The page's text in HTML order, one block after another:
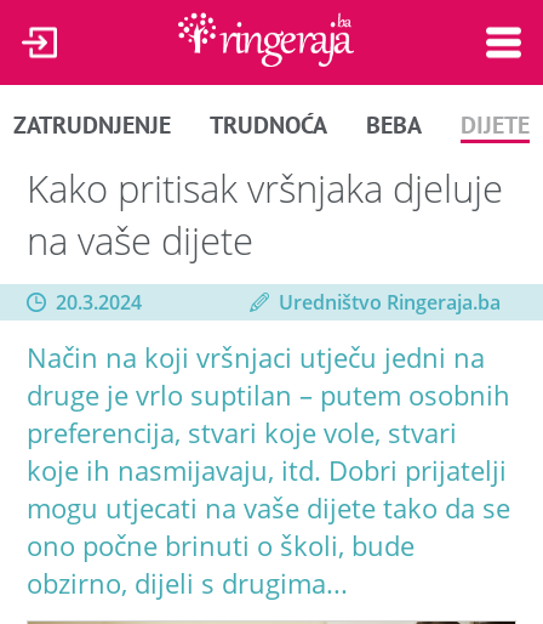
ZATRUDNJENJE TRUDNOĆA BEBA DIJETE
Kako pritisak vršnjaka djeluje
na vaše dijete
20.3.2024 Uredništvo Ringeraja.ba
Način na koji vršnjaci utječu jedni na
druge je vrlo suptilan – putem osobnih
preferencija, stvari koje vole, stvari
koje ih nasmijavaju, itd. Dobri prijatelji
mogu utjecati na vaše dijete tako da se
ono počne brinuti o školi, bude
obzirno, dijeli s drugima...